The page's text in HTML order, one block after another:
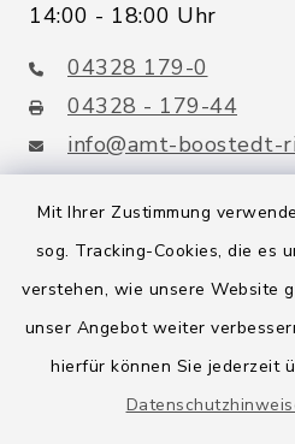
Mit Ihrer Zustimmung
sog. Tracking-Cookies, die es
verstehen, wie unsere Website
unser Angebot weiter
hierfür können Sie jederzeit
14:00 - 18:00 Uhr
04328 179-0
04328 - 179-44
info@amt-boostedt-
Quicklinks
Amt Boostedt-Rickling
Amtsbroschüre